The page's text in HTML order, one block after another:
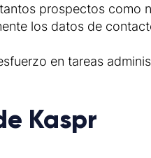
prospectos como
los datos de
en tareas
Kaspr